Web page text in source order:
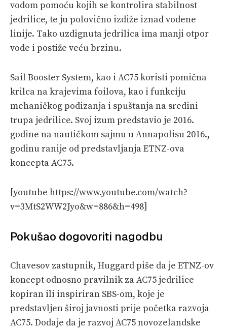
vodom pomoću kojih se kontrolira stabilnost
jedrilice, te ju polovično izdiže iznad vodene
linije. Tako uzdignuta jedrilica ima manji otpor
vode i postiže veću brzinu.
Sail Booster System, kao i AC75 koristi pomična
krilca na krajevima foilova, kao i funkciju
mehaničkog podizanja i spuštanja na sredini
trupa jedrilice. Svoj izum predstavio je 2016.
godine na nautičkom sajmu u Annapolisu 2016.,
godinu ranije od predstavljanja ETNZ-ova
koncepta AC75.
[youtube https://www.youtube.com/watch?
v=3MtS2WW2Jyo&w=886&h=498]
Pokušao dogovoriti nagodbu
Chavesov zastupnik, Huggard piše da je ETNZ-ov
koncept odnosno pravilnik za AC75 jedrilice
kopiran ili inspiriran SBS-om, koje je
predstavljen široj javnosti prije početka razvoja
AC75. Dodaje da je razvoj AC75 novozelandske